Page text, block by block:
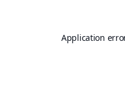
Application